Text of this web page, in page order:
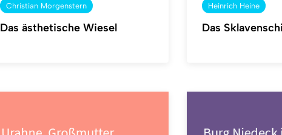
Christian Morgenstern
Das ästhetische Wiesel
Heinrich Heine
Das